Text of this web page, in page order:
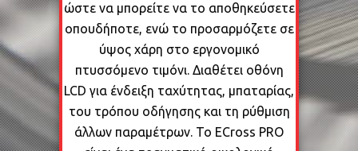
ώστε να μπορείτε να το αποθηκεύσετε
οπουδήποτε, ενώ το προσαρμόζετε σε
ύψος χάρη στο εργονομικό
πτυσσόμενο τιμόνι. Διαθέτει οθόνη
LCD για ένδειξη ταχύτητας, μπαταρίας,
του τρόπου οδήγησης και τη ρύθμιση
άλλων παραμέτρων. To ECross PRO